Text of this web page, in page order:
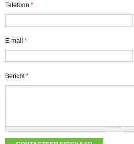
Telefoon *
E-mail *
Bericht*